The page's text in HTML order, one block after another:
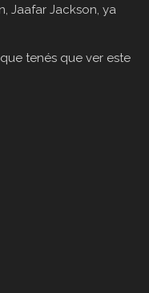
Jaafar Jackson, ya
tenés que ver este